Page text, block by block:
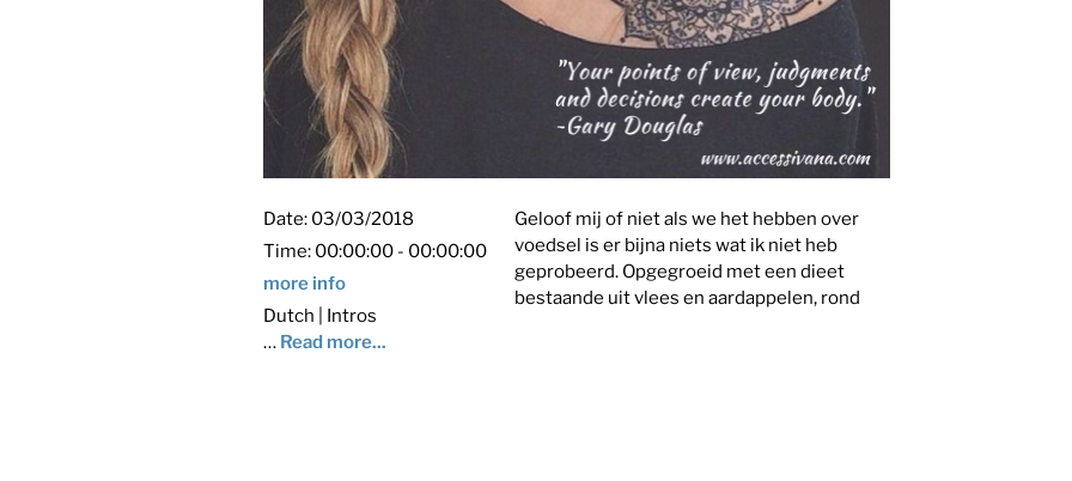
Date: 03/03/2018
Time: 00:00:00 - 00:00:00
more info
Dutch | Intros
Geloof mij of niet als we het hebben over
voedsel is er bijna niets wat ik niet heb
geprobeerd. Opgegroeid met een dieet
bestaande uit vlees en aardappelen, rond
… Read more...